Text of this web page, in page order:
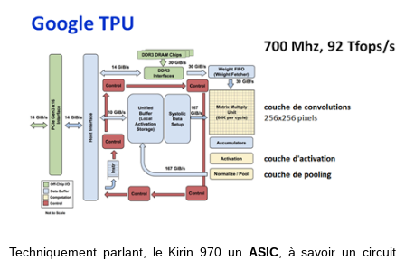
Techniquement parlant, le Kirin 970 un ASIC, à savoir un circuit